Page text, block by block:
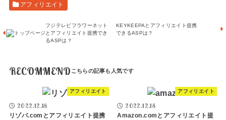
アフィリエイト
フジテレビフラワーネット
とアフィリエイト提携でき
るASPは？
KEYKEEPAとアフィリエイト提携
できるASPは？
RECOMMEND
アフィリエイト
2022.12.18
リゾバ.comとアフィリエイト提携
アフィリエイト
2022.12.18
Amazon.comとアフィリエイト提